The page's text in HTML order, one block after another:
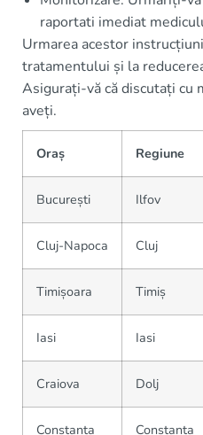
raportati imediat
Urmarea acestor
tratamentului și la
Asigurați-vă că discutați cu
aveți.
Oraș Regiune
București Ilfov
Cluj-Napoca Cluj
Timișoara Timiș
Iasi Iasi
Craiova Dolj
Constanța Constanța